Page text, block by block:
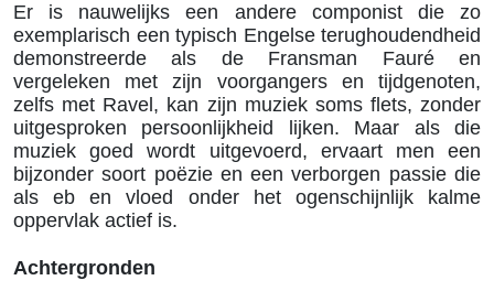
Er is nauwelijks een andere componist die zo
exemplarisch een typisch Engelse terughoudendheid
demonstreerde als de Fransman Fauré en
vergeleken met zijn voorgangers en tijdgenoten,
zelfs met Ravel, kan zijn muziek soms flets, zonder
uitgesproken persoonlijkheid lijken. Maar als die
muziek goed wordt uitgevoerd, ervaart men een
bijzonder soort poëzie en een verborgen passie die
als eb en vloed onder het ogenschijnlijk kalme
oppervlak actief is.
Achtergronden